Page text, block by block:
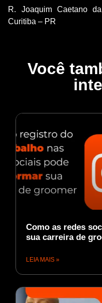
R. Joaquim Caetano
Curitiba – PR
Você
Como as redes
sua carreira de
LEIA MAIS »